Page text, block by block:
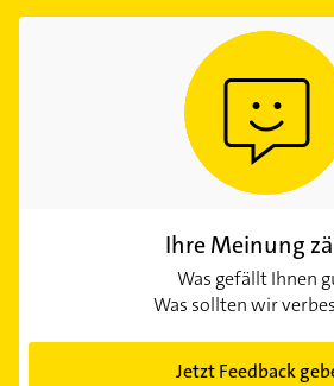
Ihre Meinung
Was gefällt Ihnen
Was sollten wir
Jetzt Feedback